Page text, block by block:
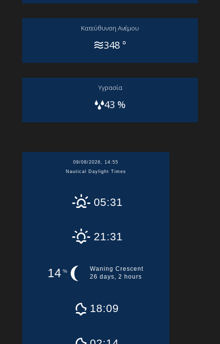
Kατεύθυνση Aνέμου
348 °
Yγρασία
43 %
09/08/2026, 14:55
Nautical Daylight Times
05:31
21:31
14 %
Waning Crescent
26 days, 2 hours
18:09